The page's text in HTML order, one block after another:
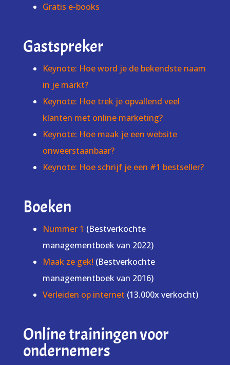
Gratis e-books
Gastspreker
Keynote: Hoe word je de bekendste naam
in je markt?
Keynote: Hoe trek je opvallend veel
klanten met online marketing?
Keynote: Hoe maak je een website
onweerstaanbaar?
Keynote: Hoe schrijf je een #1 bestseller?
Boeken
Nummer 1 (Bestverkochte
managementboek van 2022)
Maak ze gek! (Bestverkochte
managementboek van 2016)
Verleiden op internet (13.000x verkocht)
Online trainingen voor
ondernemers